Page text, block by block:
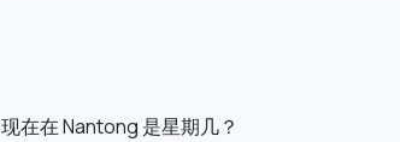
现在在 Nantong 是星期几？